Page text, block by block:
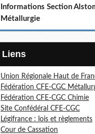
Informations Section
Métallurgie
Liens
Union Régionale Haut de
Fédération CFE-CGC
Fédération CFE-CGC Chimie
Site Confédéral CFE-CGC
Légifrance : lois et règlements
Cour de Cassation